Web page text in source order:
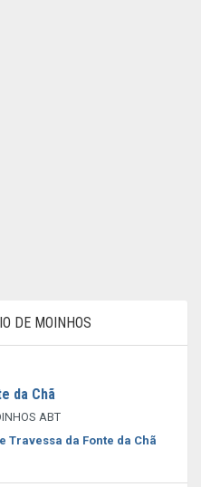
DE MOINHOS
da Chã
ABT
Travessa da Fonte da Chã